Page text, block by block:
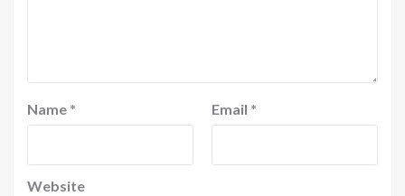
Name * Email *
Website